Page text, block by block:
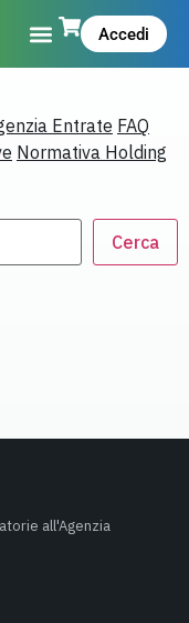
Accedi
Entrate FAQ
Normativa Holding
Cerca
all'Agenzia